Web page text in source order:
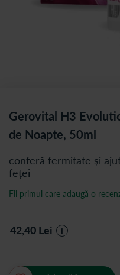
Gerovital H3
de Noapte, 50ml
conferă fermitate și
feței
Fii primul care adaugă o
42,40 Lei i